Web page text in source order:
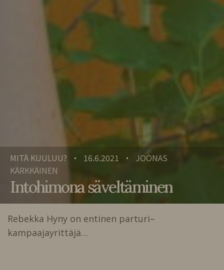
MITÄ KUULUU? • 16.6.2021 •
JOONAS
KÄRKKÄINEN
Intohimona säveltäminen
Rebekka Hyny on entinen parturi–
kampaajayrittäjä…